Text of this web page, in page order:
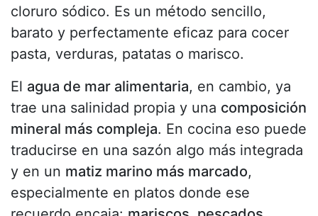
cloruro sódico. Es un método sencillo,
barato y perfectamente eficaz para cocer
pasta, verduras, patatas o marisco.
El agua de mar alimentaria, en cambio, ya
trae una salinidad propia y una composición
mineral más compleja. En cocina eso puede
traducirse en una sazón algo más integrada
y en un matiz marino más marcado,
especialmente en platos donde ese